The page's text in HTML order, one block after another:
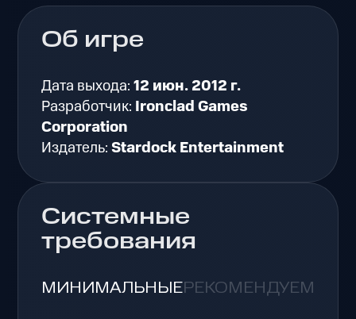
Об игре
Дата выхода:12 июн. 2012 г.
Разработчик: Ironclad Games
Corporation
Издатель:Stardock Entertainment
Системные
требования
МИНИМАЛЬНЫЕРЕКОМЕНДУЕМЫЕ